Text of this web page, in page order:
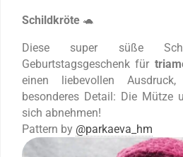
Schildkröte 🐢
Diese super süße
Geburtstagsgeschenk für
einen liebevollen
besonderes Detail: Die Mütze
sich abnehmen!
Pattern by @parkaeva_hm